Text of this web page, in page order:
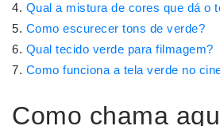
Qual a mistura de cores que dá o
Como escurecer tons de verde?
Qual tecido verde para filmagem?
Como funciona a tela verde no
Como chama